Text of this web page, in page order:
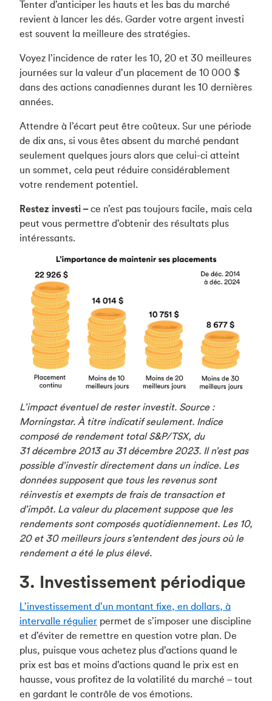
Tenter d’anticiper les hauts et les bas du marché
revient à lancer les dés. Garder votre argent investi
est souvent la meilleure des stratégies.
Voyez l’incidence de rater les 10, 20 et 30 meilleures
journées sur la valeur d’un placement de 10 000 $
dans des actions canadiennes durant les 10 dernières
années.
Attendre à l’écart peut être coûteux. Sur une période
de dix ans, si vous êtes absent du marché pendant
seulement quelques jours alors que celui-ci atteint
un sommet, cela peut réduire considérablement
votre rendement potentiel.
Restez investi –ce n’est pas toujours facile, mais cela
peut vous permettre d’obtenir des résultats plus
intéressants.
L’impact éventuel de rester investit. Source :
Morningstar. À titre indicatif seulement. Indice
composé de rendement total S&P/TSX, du
31 décembre 2013 au 31 décembre 2023. Il n’est pas
possible d’investir directement dans un indice. Les
données supposent que tous les revenus sont
réinvestis et exempts de frais de transaction et
d’impôt. La valeur du placement suppose que les
rendements sont composés quotidiennement. Les 10,
20 et 30 meilleurs jours s’entendent des jours où le
rendement a été le plus élevé.
3. Investissement périodique
L’investissement d’un montant fixe, en dollars, à
intervalle régulier permet de s’imposer une discipline
et d’éviter de remettre en question votre plan. De
plus, puisque vous achetez plus d’actions quand le
prix est bas et moins d’actions quand le prix est en
hausse, vous profitez de la volatilité du marché – tout
en gardant le contrôle de vos émotions.